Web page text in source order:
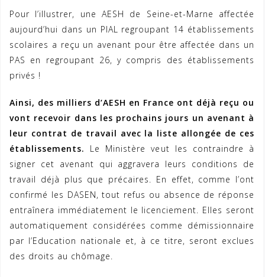
Pour l’illustrer, une AESH de Seine-et-Marne affectée
aujourd’hui dans un PIAL regroupant 14 établissements
scolaires a reçu un avenant pour être affectée dans un
PAS en regroupant 26, y compris des établissements
privés !
Ainsi, des milliers d’AESH en France ont déjà reçu ou
vont recevoir dans les prochains jours un avenant à
leur contrat de travail avec la liste allongée de ces
établissements.
Le Ministère veut les contraindre à
signer cet avenant qui aggravera leurs conditions de
travail déjà plus que précaires. En effet, comme l’ont
confirmé les DASEN, tout refus ou absence de réponse
entraînera immédiatement le licenciement. Elles seront
automatiquement considérées comme démissionnaire
par l’Education nationale et, à ce titre, seront exclues
des droits au chômage.